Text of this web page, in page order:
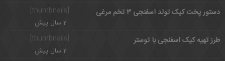
[thumbnails]
دستور پخت کیک تولد اسفنجی ۳ تخم مرغی
2 سال پیش
طرز تهیه کیک اسفنجی با توستر
2 سال پیش